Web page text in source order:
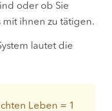
oder ob Sie
mit ihnen zu tätigen.
lautet die
Leben = 1